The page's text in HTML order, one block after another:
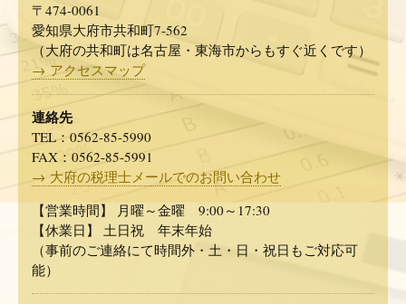
〒474-0061
愛知県大府市共和町7-562
（大府の共和町は名古屋・東海市からもすぐ近くです）
→ アクセスマップ
連絡先
TEL：0562-85-5990
FAX：0562-85-5991
→ 大府の税理士メールでのお問い合わせ
【営業時間】 月曜～金曜 9:00～17:30
【休業日】 土日祝 年末年始
（事前のご連絡にて時間外・土・日・祝日もご対応可
能）